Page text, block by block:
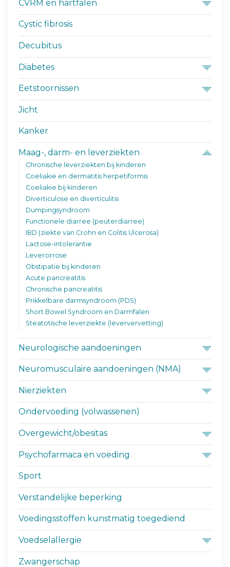
CVRM en hartfalen
Cystic fibrosis
Decubitus
Diabetes
Eetstoornissen
Jicht
Kanker
Maag-, darm- en leverziekten
Chronische leverziekten bij kinderen
Coeliakie en dermatitis herpetiformis
Coeliakie bij kinderen
Diverticulose en diverticulitis
Dumpingsyndroom
Functionele diarree (peuterdiarree)
IBD (ziekte van Crohn en Colitis Ulcerosa)
Lactose-intolerantie
Levercirrose
Obstipatie bij kinderen
Acute pancreatitis
Chronische pancreatitis
Prikkelbare darmsyndroom (PDS)
Short Bowel Syndroom en Darmfalen
Steatotische leverziekte (leververvetting)
Neurologische aandoeningen
Neuromusculaire aandoeningen (NMA)
Nierziekten
Ondervoeding (volwassenen)
Overgewicht/obesitas
Psychofarmaca en voeding
Sport
Verstandelijke beperking
Voedingsstoffen kunstmatig toegediend
Voedselallergie
Zwangerschap